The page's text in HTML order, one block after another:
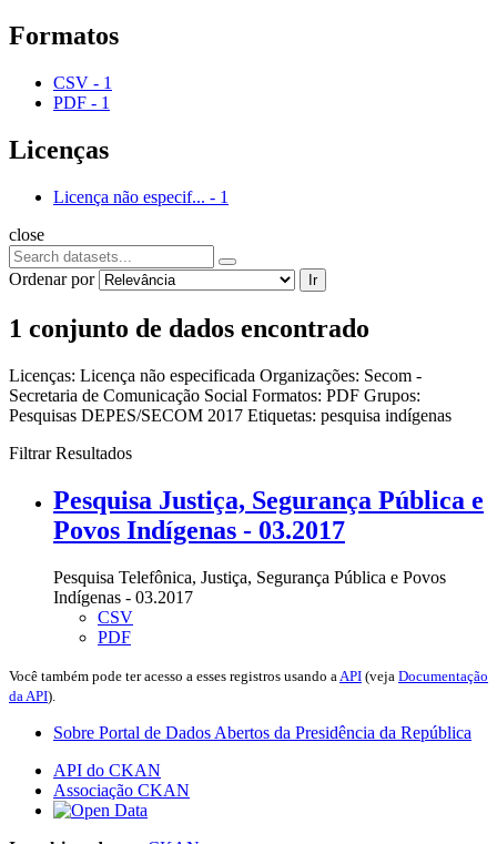
Formatos
CSV - 1
PDF - 1
Licenças
Licença não especif... - 1
close
Ordenar por Ir
1 conjunto de dados encontrado
Licenças: Licença não especificada Organizações: Secom -
Secretaria de Comunicação Social Formatos: PDF Grupos:
Pesquisas DEPES/SECOM 2017 Etiquetas: pesquisa indígenas
Filtrar Resultados
Pesquisa Justiça, Segurança Pública e
Povos Indígenas - 03.2017
Pesquisa Telefônica, Justiça, Segurança Pública e Povos
Indígenas - 03.2017
CSV
PDF
Você também pode ter acesso a esses registros usando a API (veja Documentação
da API).
Sobre Portal de Dados Abertos da Presidência da República
API do CKAN
Associação CKAN